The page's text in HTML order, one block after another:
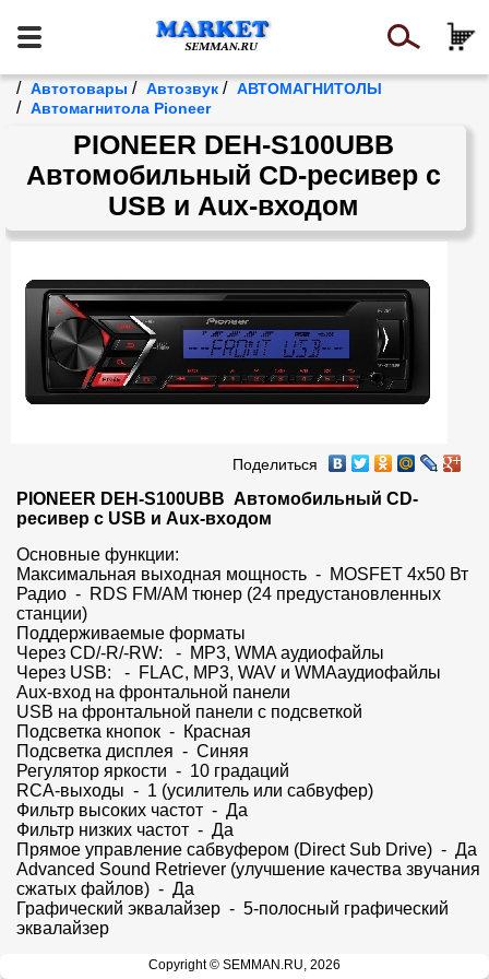
/ Автотовары / Автозвук / АВТОМАГНИТОЛЫ
/ Автомагнитола Pioneer
PIONEER DEH-S100UBB
Автомобильный CD-ресивер с
USB и Aux-входом
Поделиться
PIONEER DEH-S100UBB  Автомобильный CD-
ресивер с USB и Aux-входом
Основные функции:
Максимальная выходная мощность  -  MOSFET 4х50 Вт
Радио  -  RDS FM/AM тюнер (24 предустановленных
станции)
Поддерживаемые форматы
Через CD/-R/-RW:   -  MP3, WMA аудиофайлы
Через USB:   -  FLAC, MP3, WAV и WMAаудиофайлы
Aux-вход на фронтальной панели
USB на фронтальной панели c подсветкой
Подсветка кнопок  -  Красная
Подсветка дисплея  -  Синяя
Регулятор яркости  -  10 градаций
RCA-выходы  -  1 (усилитель или сабвуфер)
Фильтр высоких частот  -  Да
Фильтр низких частот  -  Да
Прямое управление сабвуфером (Direct Sub Drive)  -  Да
Advanced Sound Retriever (улучшение качества звучания
сжатых файлов)  -  Да
Графический эквалайзер  -  5-полосный графический
эквалайзер
Copyright © SEMMAN.RU, 2026